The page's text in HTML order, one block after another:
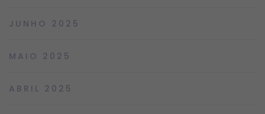
JUNHO 2025
MAIO 2025
ABRIL 2025